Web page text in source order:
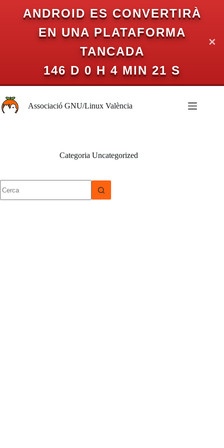
ANDROID ES CONVERTIRÀ
EN UNA PLATAFORMA
TANCADA
146 D 0 H 4 MIN 21 S
✕
al
contingutAssociació GNU/Linux València
Categoria Uncategorized
resultats